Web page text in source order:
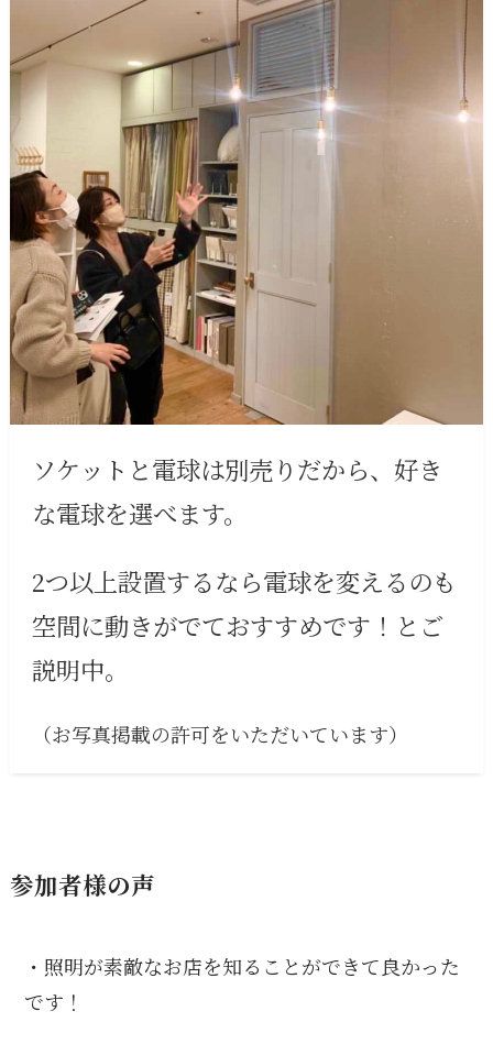
ソケットと電球は別売りだから、好き
な電球を選べます。
2つ以上設置するなら電球を変えるのも
空間に動きがでておすすめです！とご
説明中。
（お写真掲載の許可をいただいています）
参加者様の声
・照明が素敵なお店を知ることができて良かった
です！